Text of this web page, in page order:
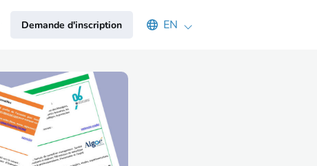
Demande d'inscription Select an available language
EN